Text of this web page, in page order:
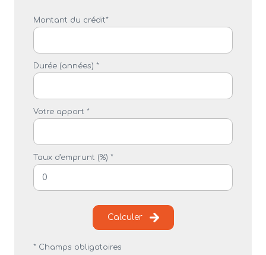
Montant du crédit*
Durée (années) *
Votre apport *
Taux d'emprunt (%) *
Calculer
* Champs obligatoires